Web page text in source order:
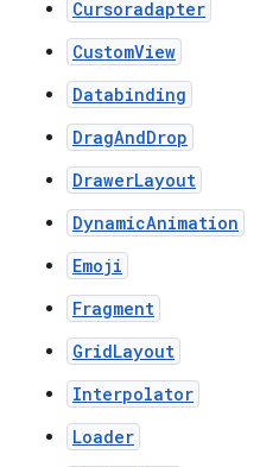
Cursoradapter
CustomView
Databinding
DragAndDrop
DrawerLayout
DynamicAnimation
Emoji
Fragment
GridLayout
Interpolator
Loader